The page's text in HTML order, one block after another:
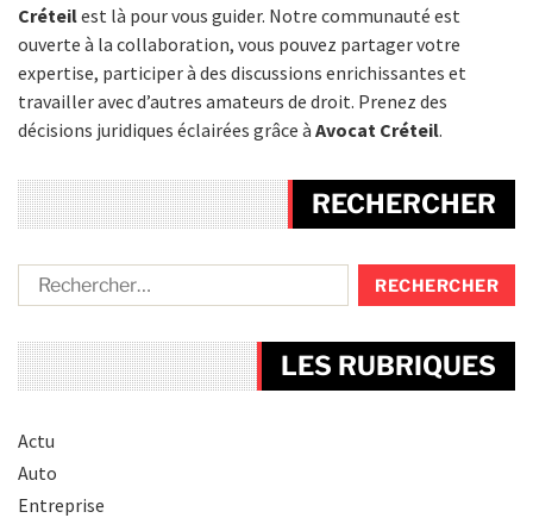
Créteilest là pour vous guider. Notre communauté est
ouverte à la collaboration, vous pouvez partager votre
expertise, participer à des discussions enrichissantes et
travailler avec d’autres amateurs de droit. Prenez des
décisions juridiques éclairées grâce à Avocat Créteil.
RECHERCHER
LES RUBRIQUES
Actu
Auto
Entreprise